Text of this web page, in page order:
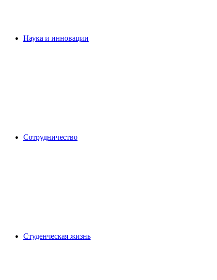
Наука и инновации
Сотрудничество
Студенческая жизнь